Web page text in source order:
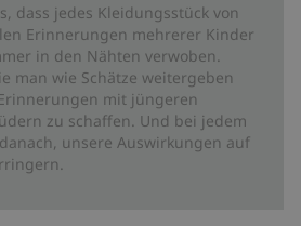
dass jedes Kleidungsstück von
Erinnerungen mehrerer Kinder
in den Nähten verwoben.
man wie Schätze weitergeben
mit jüngeren
zu schaffen. Und bei jedem
unsere Auswirkungen auf